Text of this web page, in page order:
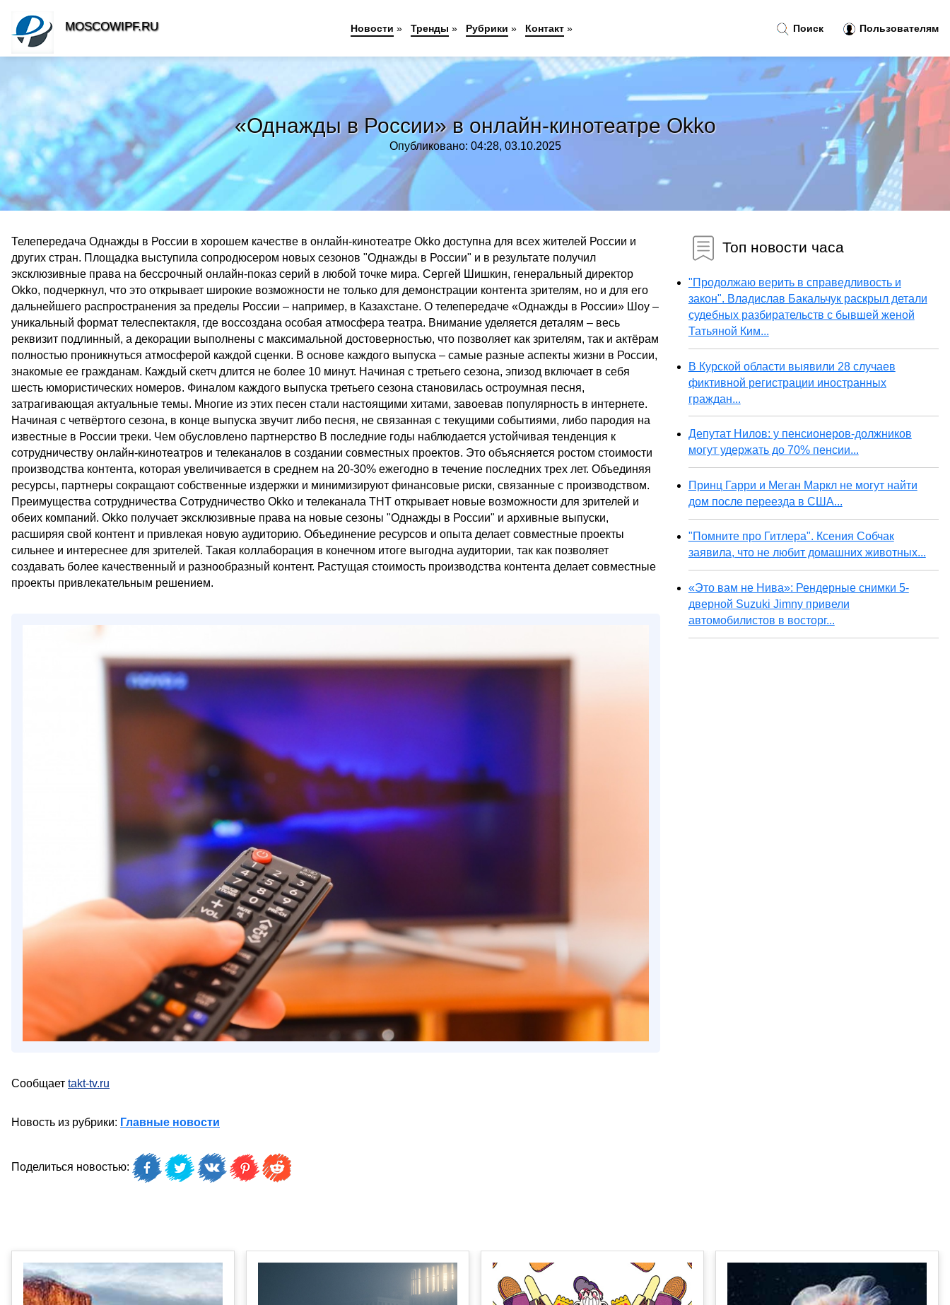
«Однажды в России» в онлайн-кинотеатре Okko
Опубликовано: 04:28, 03.10.2025
Телепередача Однажды в России в хорошем качестве в онлайн-кинотеатре Okko доступна для всех жителей России и
других стран. Площадка выступила сопродюсером новых сезонов "Однажды в России" и в результате получил
эксклюзивные права на бессрочный онлайн-показ серий в любой точке мира. Сергей Шишкин, генеральный директор
Okko, подчеркнул, что это открывает широкие возможности не только для демонстрации контента зрителям, но и для его
дальнейшего распространения за пределы России – например, в Казахстане. О телепередаче «Однажды в России» Шоу –
уникальный формат телеспектакля, где воссоздана особая атмосфера театра. Внимание уделяется деталям – весь
реквизит подлинный, а декорации выполнены с максимальной достоверностью, что позволяет как зрителям, так и актёрам
полностью проникнуться атмосферой каждой сценки. В основе каждого выпуска – самые разные аспекты жизни в России,
знакомые ее гражданам. Каждый скетч длится не более 10 минут. Начиная с третьего сезона, эпизод включает в себя
шесть юмористических номеров. Финалом каждого выпуска третьего сезона становилась остроумная песня,
затрагивающая актуальные темы. Многие из этих песен стали настоящими хитами, завоевав популярность в интернете.
Начиная с четвёртого сезона, в конце выпуска звучит либо песня, не связанная с текущими событиями, либо пародия на
известные в России треки. Чем обусловлено партнерство В последние годы наблюдается устойчивая тенденция к
сотрудничеству онлайн-кинотеатров и телеканалов в создании совместных проектов. Это объясняется ростом стоимости
производства контента, которая увеличивается в среднем на 20-30% ежегодно в течение последних трех лет. Объединяя
ресурсы, партнеры сокращают собственные издержки и минимизируют финансовые риски, связанные с производством.
Преимущества сотрудничества Сотрудничество Okko и телеканала ТНТ открывает новые возможности для зрителей и
обеих компаний. Okko получает эксклюзивные права на новые сезоны "Однажды в России" и архивные выпуски,
расширяя свой контент и привлекая новую аудиторию. Объединение ресурсов и опыта делает совместные проекты
сильнее и интереснее для зрителей. Такая коллаборация в конечном итоге выгодна аудитории, так как позволяет
создавать более качественный и разнообразный контент. Растущая стоимость производства контента делает совместные
проекты привлекательным решением.
Сообщает takt-tv.ru
Новость из рубрики: Главные новости
Поделиться новостью:
Топ новости часа
"Продолжаю верить в справедливость и
закон". Владислав Бакальчук раскрыл детали
судебных разбирательств с бывшей женой
Татьяной Ким...
В Курской области выявили 28 случаев
фиктивной регистрации иностранных
граждан...
Депутат Нилов: у пенсионеров-должников
могут удержать до 70% пенсии...
Принц Гарри и Меган Маркл не могут найти
дом после переезда в США...
"Помните про Гитлера". Ксения Собчак
заявила, что не любит домашних животных...
«Это вам не Нива»: Рендерные снимки 5-
дверной Suzuki Jimny привели
автомобилистов в восторг...
Поиск Пользователям
MOSCOWIPF.RU Новости » Тренды » Рубрики » Контакт »